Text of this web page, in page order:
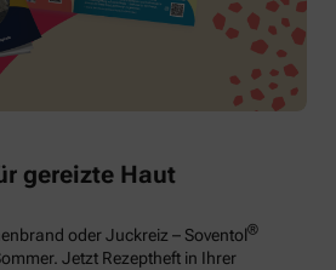
gereizte Haut
oder Juckreiz – Soventol®
Jetzt Rezeptheft in Ihrer